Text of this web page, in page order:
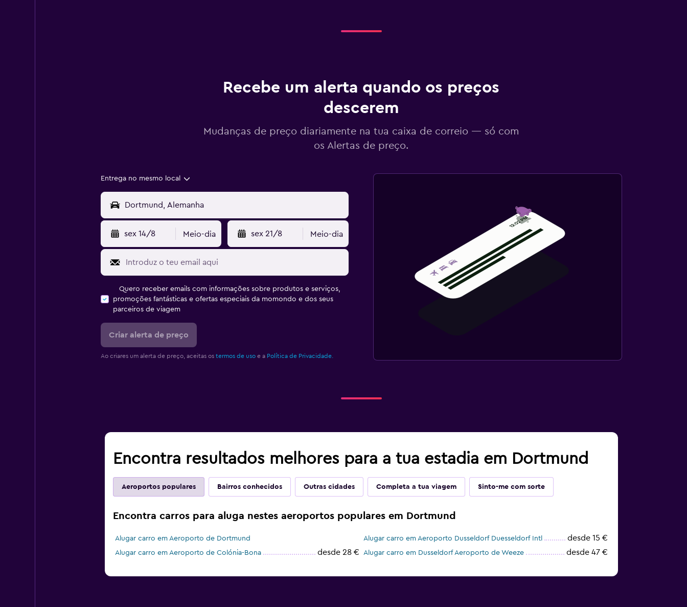
Recebe um alerta quando os preços
descerem
Mudanças de preço diariamente na tua caixa de correio — só com
os Alertas de preço.
Entrega no mesmo local
sex 14/8 Meio-dia sex 21/8 Meio-dia
Quero receber emails com informações sobre produtos e serviços,
promoções fantásticas e ofertas especiais da momondo e dos seus
parceiros de viagem
Criar alerta de preço
Ao criares um alerta de preço, aceitas os termos de usoe a Política de Privacidade.
Encontra resultados melhores para a tua estadia em Dortmund
Aeroportos populares Bairros conhecidos Outras cidades Completa a tua viagem Sinto-me com sorte
Encontra carros para aluga nestes aeroportos populares em Dortmund
Alugar carro em Aeroporto de Dortmund Alugar carro em Aeroporto Dusseldorf Duesseldorf Intl desde 15 €
Alugar carro em Aeroporto de Colónia-Bona desde 28 € Alugar carro em Dusseldorf Aeroporto de Weeze desde 47 €